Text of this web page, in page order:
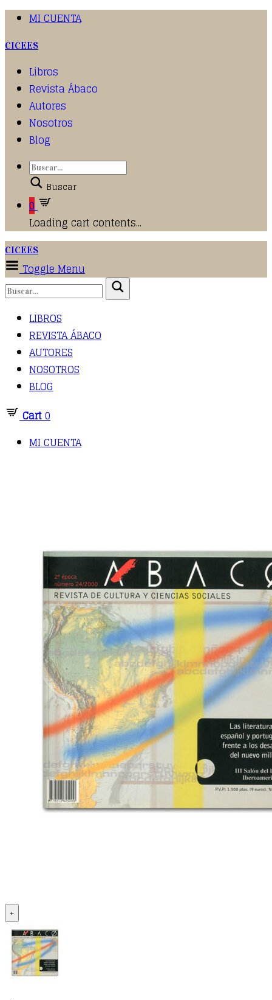
MI CUENTA
CICEES
Libros
Revista Ábaco
Autores
Nosotros
Blog
Buscar
0
Loading cart contents...
CICEES
Toggle Menu
LIBROS
REVISTA ÁBACO
AUTORES
NOSOTROS
BLOG
Cart0
MI CUENTA
+